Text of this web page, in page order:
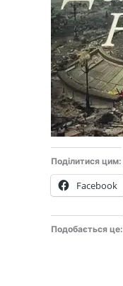
Поділитися цим:
Facebook
Подобається це: